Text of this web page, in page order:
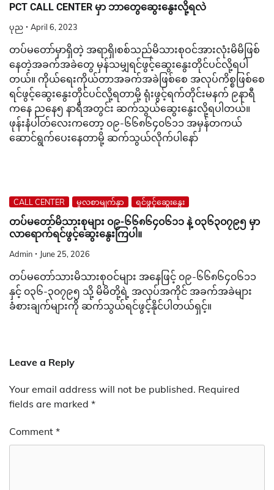
PCT CALL CENTER မှာ ဘာတွေဆွေးနွေးလို့ရလဲ
ပုည April 6, 2023
တပ်မတော်မှာရှိတဲ့ အရာရှိ၊စစ်သည်မိသားစုဝင်အားလုံးမိမိဖြစ်
နေတဲ့အခက်အခဲတွေ မှန်သမျှရင်ဖွင့်ဆွေးနွေးတိုင်ပင်လို့ရပါ
တယ်။ ကိုယ်ရေးကိုယ်တာအခက်အခဲဖြစ်စေ အလုပ်ကိစ္စဖြစ်စေ
ရင်ဖွင့်ဆွေးနွေးတိုင်ပင်လို့ရတာမို့ ရုံးဖွင့်ရက်တိုင်းမနက် ၉နာရီ
ကနေ ညနေ၅ နာရီအတွင်း ဆက်သွယ်ဆွေးနွေးလို့ရပါတယ်။
ဖုန်းနံပါတ်လေးကတော့ ၀၉-၆၆၈၆၄၀၆၁၁ အမှန်တကယ်
ဆောင်ရွက်ပေးနေတာမို့ ဆက်သွယ်လိုက်ပါနော်
CALL CENTER မူလစာမျက်နှာ ရင်ဖွင့်ဆွေးနွေး
တပ်မတော်မိသားစုများ ၀၉-၆၆၈၆၄၀၆၁၁ နဲ့ ၀၃၆၃၀၇၉၅ မှာ
လာရောက်ရင်ဖွင့်ဆွေးနွေးကြပါ။
Admin June 25, 2026
တပ်မတော်သားမိသားစုဝင်များ အနေဖြင့် ၀၉-၆၆၈၆၄၀၆၁၁
နှင့် ၀၃၆-၃၀၇၉၅ သို့ မိမိတို့ရဲ့ အလုပ်အကိုင် အခက်အခဲများ
ခံစားချက်များကို ဆက်သွယ်ရင်ဖွင့်နိုင်ပါတယ်ရှင့်။
Leave a Reply
Your email address will not be published. Required
fields are marked *
Comment *